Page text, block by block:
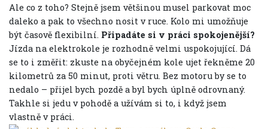
Ale co z toho? Stejně jsem většinou musel parkovat moc
daleko a pak to všechno nosit v ruce. Kolo mi umožňuje
být časově flexibilní. Připadáte si v práci spokojenější?
Jízda na elektrokole je rozhodně velmi uspokojující. Dá
se to i změřit: zkuste na obyčejném kole ujet řekněme 20
kilometrů za 50 minut, proti větru. Bez motoru by se to
nedalo – přijel bych pozdě a byl bych úplně odrovnaný.
Takhle si jedu v pohodě a užívám si to, i když jsem
vlastně v práci.